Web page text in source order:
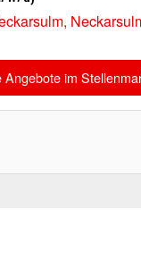
Angebote im